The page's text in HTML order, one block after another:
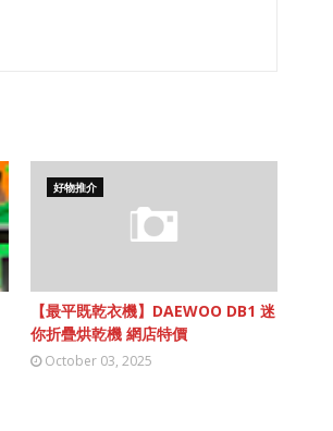
好物推介
【最平既乾衣機】DAEWOO DB1 迷
你折疊烘乾機 網店特價
October 03, 2025